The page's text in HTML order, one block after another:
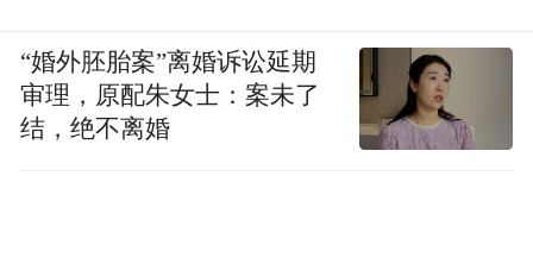
“婚外胚胎案”离婚诉讼延期
审理，原配朱女士：案未了
结，绝不离婚